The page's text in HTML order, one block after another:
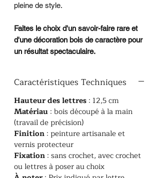
pleine de style.
Faites le choix d'un savoir-faire rare et
d'une décoration bois de caractère pour
un résultat spectaculaire.
Caractéristiques Techniques
Hauteur des lettres : 12,5 cm
​Matériau : bois découpé à la main
(travail de précision)
​Finition : peinture artisanale et
vernis protecteur
​Fixation : sans crochet, avec crochet
ou lettres à poser au choix